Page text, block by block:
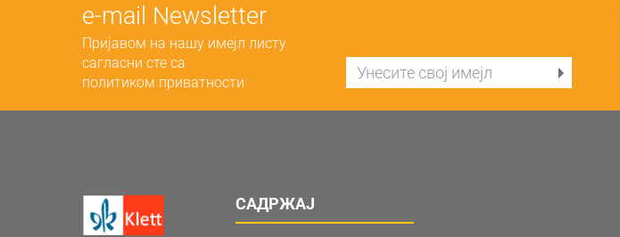
е-mail Newsletter
Пријавом на нашу имејл листу
сагласни сте са
политиком приватности
САДРЖАЈ